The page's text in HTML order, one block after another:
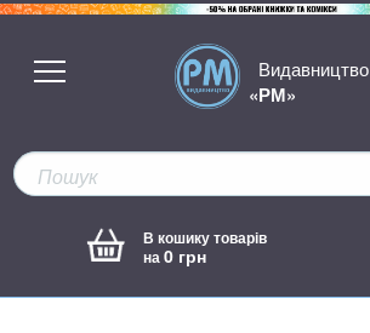
Видавництво
«РМ»
В кошику товарів
на0 грн